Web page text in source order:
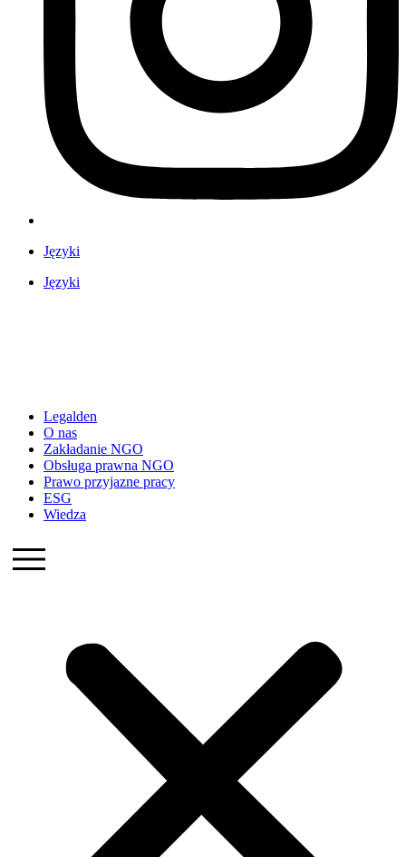
Języki
Języki
Legalden
O nas
Zakładanie NGO
Obsługa prawna NGO
Prawo przyjazne pracy
ESG
Wiedza